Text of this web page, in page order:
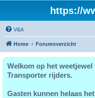
https://
V&A
Home Forumoverzicht
Welkom op het
Transporter rijders.
Gasten kunnen helaas